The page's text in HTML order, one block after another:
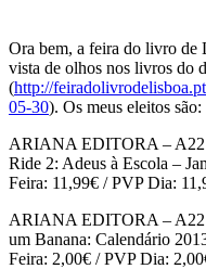
Ora bem, a feira do livro de
vista de olhos nos livros do
(http://
05-30). Os meus eleitos são:
ARIANA EDITORA –
Ride 2: Adeus à Escola –
Feira: 11,99€ / PVP Dia:
ARIANA EDITORA – A22
um Banana: Calendário
Feira: 2,00€ / PVP Dia: